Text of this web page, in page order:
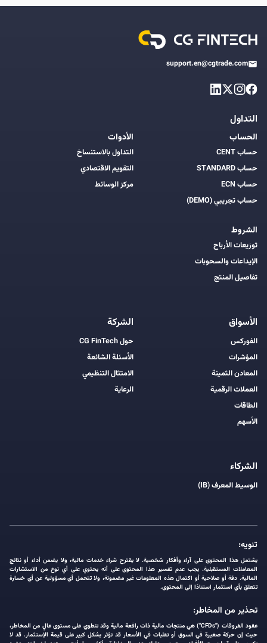
support.en@cgtrade.com
التداول
الحساب
حساب CENT
حساب STANDARD
حساب ECN
حساب تجريبي (DEMO)
الشروط
توزيعات الأرباح
الإيداعات والسحوبات
تفاصيل المنتج
الأدوات
التداول بالاستنساخ
التقويم الاقتصادي
مركز الوسائط
الأسواق
الفوركس
المؤشرات
المعادن الثمينة
العملات الرقمية
الطاقات
الأسهم
الشركة
حول CG FinTech
الأسئلة الشائعة
الامتثال التنظيمي
الرعاية
الشركاء
الوسيط المعرف (IB)
تنويه:
يشتمل هذا المحتوى على آراء وأفكار شخصية. لا يقترح شراء خدمات مالية، ولا يضمن أداء أو نتائج
المعاملات المستقبلية. يجب عدم تفسير هذا المحتوى على أنه يحتوي على أي نوع من الاستشارات
المالية. دقة أو صلاحية أو اكتمال هذه المعلومات غير مضمونة، ولا تتحمل أي مسؤولية عن أي خسارة
تتعلق بأي استثمار استنادًا إلى المحتوى.
تحذير من المخاطر:
عقود الفروقات ("CFDs") هي منتجات مالية ذات رافعة مالية وقد تنطوي على مستوى عالٍ من المخاطر،
حيث إن حركة صغيرة في السوق أو تقلبات في الأسعار قد تؤثر بشكل كبير على قيمة الإستثمار. قد لا